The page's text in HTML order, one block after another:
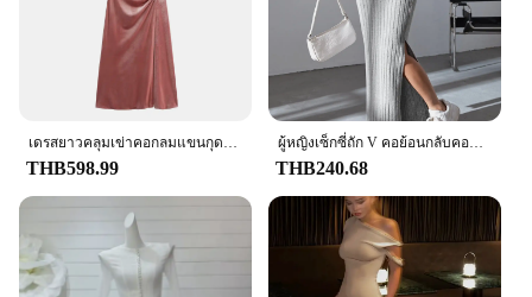
**Adaptable Fashion**
Our long dress woman collection is not just about
style; it's about adaptability. Available in a variety
of sizes and colors, you can find the perfect fit and
hue to match your personal style. The dresses are
meticulously crafted to ensure a comfortable fit,
allowing you to move with ease throughout the day
or night. The sophisticated design and performance
properties make these dresses a staple in any
fashion-forward woman's wardrobe.
เดรสยาวคลุมเข่าคอกลมแขนกุดสำหรับผู้หญิงของมาใหม่ฤดูใบไม้ร่วงและฤดูหนาว2024
THB598.99
ผู้หญิงเซ็กซี่ถัก V คอย้อนกลับคอแยกชุดฤดูใบไม้ร่วงฤดูหนาวแขนยาวยืดหยุ่น Basic Body เสื้อกันหนาว
THB240.68